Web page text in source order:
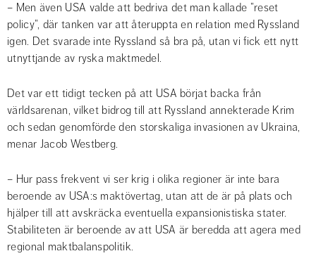
– Men även USA valde att bedriva det man kallade ”reset
policy”, där tanken var att återuppta en relation med Ryssland
igen. Det svarade inte Ryssland så bra på, utan vi fick ett nytt
utnyttjande av ryska maktmedel.
Det var ett tidigt tecken på att USA börjat backa från
världsarenan, vilket bidrog till att Ryssland annekterade Krim
och sedan genomförde den storskaliga invasionen av Ukraina,
menar Jacob Westberg.
– Hur pass frekvent vi ser krig i olika regioner är inte bara
beroende av USA:s maktövertag, utan att de är på plats och
hjälper till att avskräcka eventuella expansionistiska stater.
Stabiliteten är beroende av att USA är beredda att agera med
regional maktbalanspolitik.